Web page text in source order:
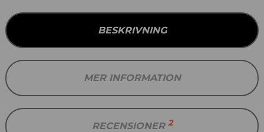
BESKRIVNING
MER INFORMATION
RECENSIONER 2